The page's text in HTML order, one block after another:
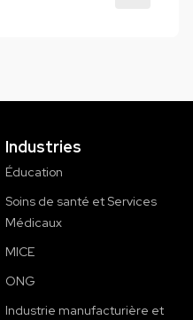
Industries
Éducation
Soins de santé et Services
Médicaux
MICE
ONG
Industrie manufacturière et